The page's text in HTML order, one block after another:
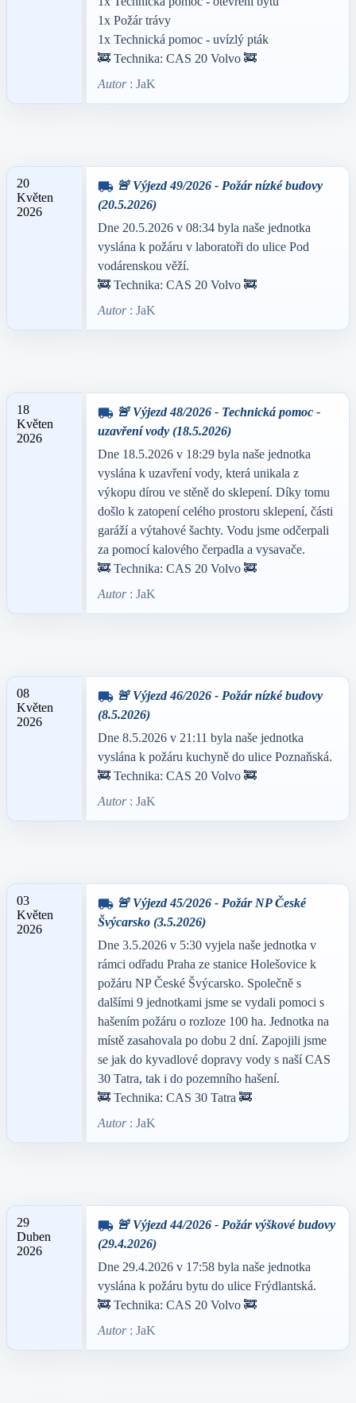
1x Požár trávy
1x Technická pomoc - uvízlý pták
🚒 Technika: CAS 20 Volvo 🚒
Autor: JaK
20
Květen
2026
local_shipping 🚨 Výjezd 49/2026 - Požár nízké budovy
(20.5.2026)
Dne 20.5.2026 v 08:34 byla naše jednotka
vyslána k požáru v laboratoři do ulice Pod
vodárenskou věží.
🚒 Technika: CAS 20 Volvo 🚒
Autor: JaK
18
Květen
2026
local_shipping 🚨 Výjezd 48/2026 - Technická pomoc -
uzavření vody (18.5.2026)
Dne 18.5.2026 v 18:29 byla naše jednotka
vyslána k uzavření vody, která unikala z
výkopu dírou ve stěně do sklepení. Díky tomu
došlo k zatopení celého prostoru sklepení, části
garáží a výtahové šachty. Vodu jsme odčerpali
za pomocí kalového čerpadla a vysavače.
🚒 Technika: CAS 20 Volvo 🚒
Autor: JaK
08
Květen
2026
local_shipping 🚨 Výjezd 46/2026 - Požár nízké budovy
(8.5.2026)
Dne 8.5.2026 v 21:11 byla naše jednotka
vyslána k požáru kuchyně do ulice Poznaňská.
🚒 Technika: CAS 20 Volvo 🚒
Autor: JaK
03
Květen
2026
local_shipping 🚨 Výjezd 45/2026 - Požár NP České
Švýcarsko (3.5.2026)
Dne 3.5.2026 v 5:30 vyjela naše jednotka v
rámci odřadu Praha ze stanice Holešovice k
požáru NP České Švýcarsko. Společně s
dalšími 9 jednotkami jsme se vydali pomoci s
hašením požáru o rozloze 100 ha. Jednotka na
místě zasahovala po dobu 2 dní. Zapojili jsme
se jak do kyvadlové dopravy vody s naší CAS
30 Tatra, tak i do pozemního hašení.
🚒 Technika: CAS 30 Tatra 🚒
Autor: JaK
29
Duben
2026
local_shipping 🚨 Výjezd 44/2026 - Požár výškové budovy
(29.4.2026)
Dne 29.4.2026 v 17:58 byla naše jednotka
vyslána k požáru bytu do ulice Frýdlantská.
🚒 Technika: CAS 20 Volvo 🚒
Autor: JaK